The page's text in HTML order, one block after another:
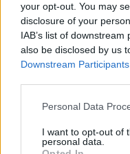
your opt-out. You may
disclosure of your
IAB’s list of
also be disclosed by us
Downstream Participants
Please note that this
not limited to your visit
grant or deny consent
Personal Data
I want to opt-out of
personal data.
Magyar Péter a
a hatalom hirtelen
véletlen lenne?
2025.10.22. Kiss Lajos